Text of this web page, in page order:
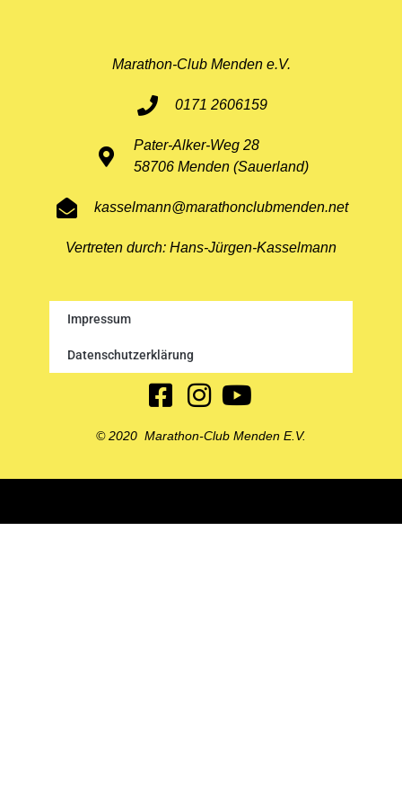
Marathon-Club Menden e.V.
0171 2606159
Pater-Alker-Weg 28
58706 Menden (Sauerland)
kasselmann@marathonclubmenden.net
Vertreten durch: Hans-Jürgen-Kasselmann
Impressum
Datenschutzerklärung
© 2020 Marathon-Club Menden E.V.